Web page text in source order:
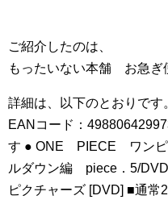
ご紹介したのは、
もったいない本舗 お急ぎ
詳細は、以下のとおりです
EANコード：
す ● ONE PIECE ワン
ルダウン編 piece．5/
ピクチャーズ [DVD] ■通常